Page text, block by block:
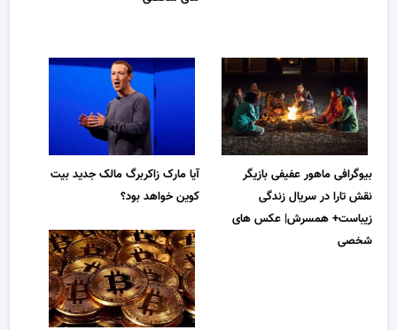
بیوگرافی ماهور عفیفی بازیگر
نقش تارا در سریال زندگی
زیباست+ همسرش| عکس های
شخصی
آیا مارک زاکربرگ مالک جدید بیت
کوین خواهد بود؟